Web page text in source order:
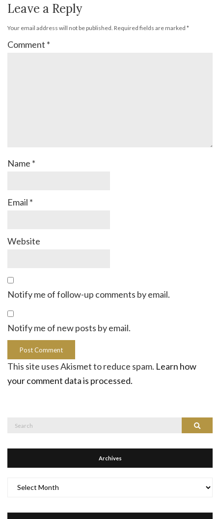
Leave a Reply
Your email address will not be published. Required fields are marked *
Comment *
Name *
Email *
Website
Notify me of follow-up comments by email.
Notify me of new posts by email.
This site uses Akismet to reduce spam. Learn how
your comment data is processed.
Search
Archives